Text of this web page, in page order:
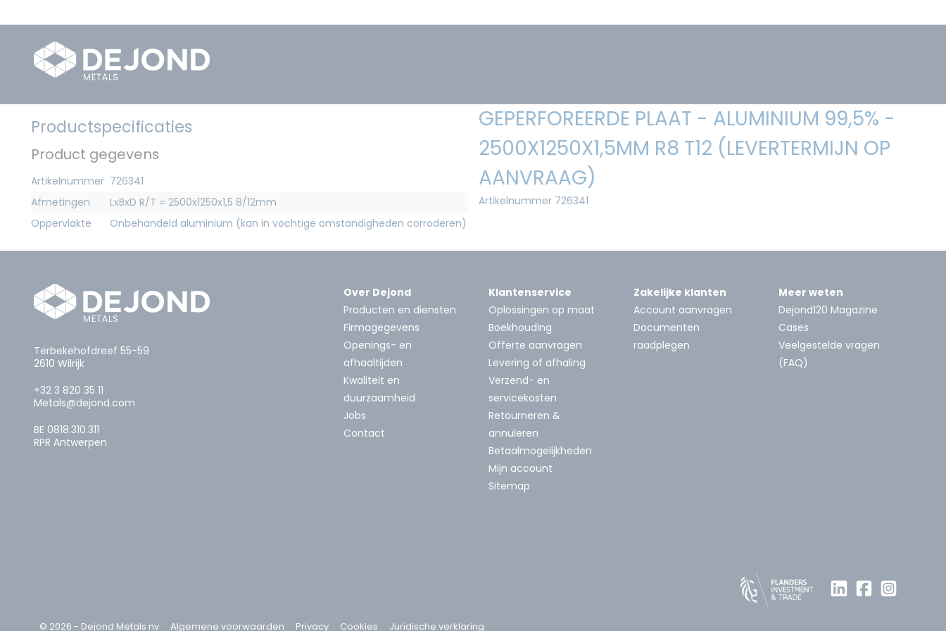
Productspecificaties
Product gegevens
Artikelnummer 726341
Afmetingen
LxBxD R/T = 2500x1250x1,5 8/12mm
Oppervlakte
Onbehandeld aluminium (kan in vochtige omstandigheden corroderen)
GEPERFOREERDE PLAAT - ALUMINIUM 99,5% -
2500X1250X1,5MM R8 T12 (LEVERTERMIJN OP
AANVRAAG)
Artikelnummer 726341
Terbekehofdreef 55-59
2610 Wilrijk
+32 3 820 35 11
Metals@dejond.com
BE 0818.310.311
RPR Antwerpen
Over Dejond
Producten en diensten
Firmagegevens
Openings- en
afhaaltijden
Kwaliteit en
duurzaamheid
Jobs
Contact
Klantenservice
Oplossingen op maat
Boekhouding
Offerte aanvragen
Levering of afhaling
Verzend- en
servicekosten
Retourneren &
annuleren
Betaalmogelijkheden
Mijn account
Sitemap
Zakelijke klanten
Account aanvragen
Documenten
raadplegen
Meer weten
Dejond120 Magazine
Cases
Veelgestelde vragen
(FAQ)
© 2026 - Dejond Metals nv Algemene voorwaarden Privacy Cookies Juridische verklaring